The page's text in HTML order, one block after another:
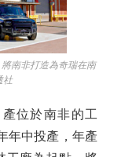
南非打造為奇瑞在南
社
位於南非的工
年中投產，年產